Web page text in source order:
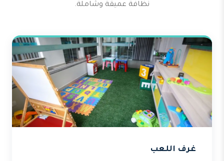
نظافة عميقة وشاملة.
غرف اللعب